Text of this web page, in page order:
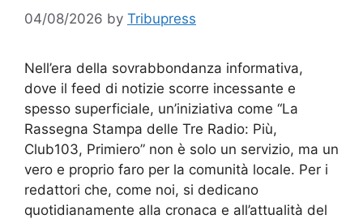
04/08/2026 by Tribupress
Nell’era della sovrabbondanza informativa,
dove il feed di notizie scorre incessante e
spesso superficiale, un’iniziativa come “La
Rassegna Stampa delle Tre Radio: Più,
Club103, Primiero” non è solo un servizio, ma un
vero e proprio faro per la comunità locale. Per i
redattori che, come noi, si dedicano
quotidianamente alla cronaca e all’attualità del